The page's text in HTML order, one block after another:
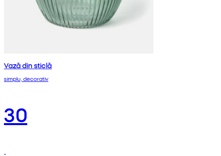
Vază din sticlă
simplu, decorativ
30